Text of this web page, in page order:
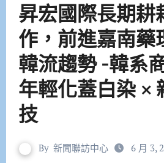
昇宏國際長期耕
作，前進嘉南藥
韓流趨勢 -韓系
年輕化蓋白染 ×
技
By 新聞聯訪中心 6 月 3,